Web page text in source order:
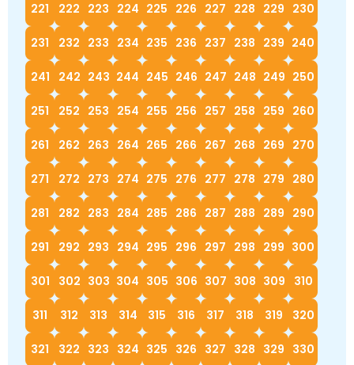
221 222 223 224 225 226 227 228 229 230
231 232 233 234 235 236 237 238 239 240
241 242 243 244 245 246 247 248 249 250
251 252 253 254 255 256 257 258 259 260
261 262 263 264 265 266 267 268 269 270
271 272 273 274 275 276 277 278 279 280
281 282 283 284 285 286 287 288 289 290
291 292 293 294 295 296 297 298 299 300
301 302 303 304 305 306 307 308 309 310
311 312 313 314 315 316 317 318 319 320
321 322 323 324 325 326 327 328 329 330